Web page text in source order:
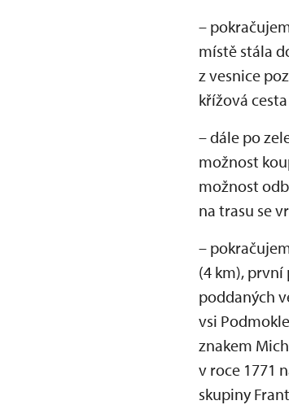
–
místě stála
z vesnice
křížová
– dále po
možnost
možnost
na trasu se
–
(4 km), první
poddaných
vsi
znakem
v roce 1771
skupiny